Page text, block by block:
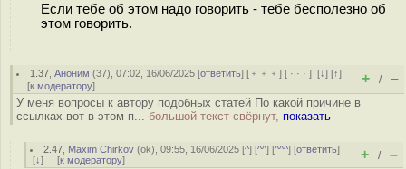
Если тебе об этом надо говорить - тебе бесполезно об
этом говорить.
1.37 ,Аноним (37), 07:02, 16/06/2025 [ответить] [ ﹢﹢﹢] [ · · ·][↓] [↑]
[к модератору] + / –
У меня вопросы к автору подобных статей По какой причине в
ссылках вот в этом п... большой текст свёрнут, показать
2.47 Maxim Chirkov (ok), 09:55, 16/06/2025 [^] [^^] [^^^] [ответить]
[↓] [к модератору] + / –